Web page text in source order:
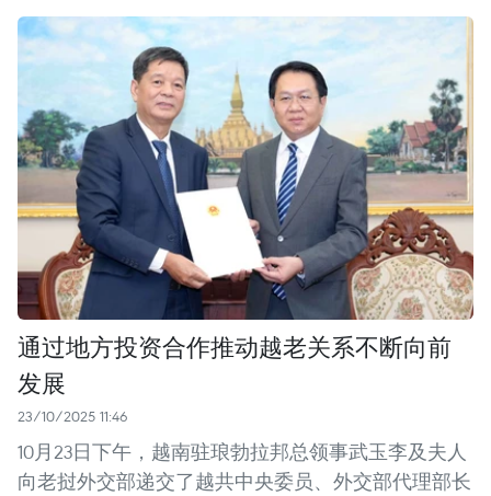
通过地方投资合作推动越老关系不断向前
发展
23/10/2025 11:46
10月23日下午，越南驻琅勃拉邦总领事武玉李及夫人
向老挝外交部递交了越共中央委员、外交部代理部长